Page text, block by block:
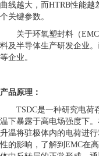
曲线越大，而HTRB性能越
个关键参数。
关于环氧塑封料（
料及半导体生产研发企业
等企业。
产品原理：
TSDC是一种研究电荷
温下暴露于高电场强度下
升温将驻极体内的电荷进
性的影响，了解到EMC在